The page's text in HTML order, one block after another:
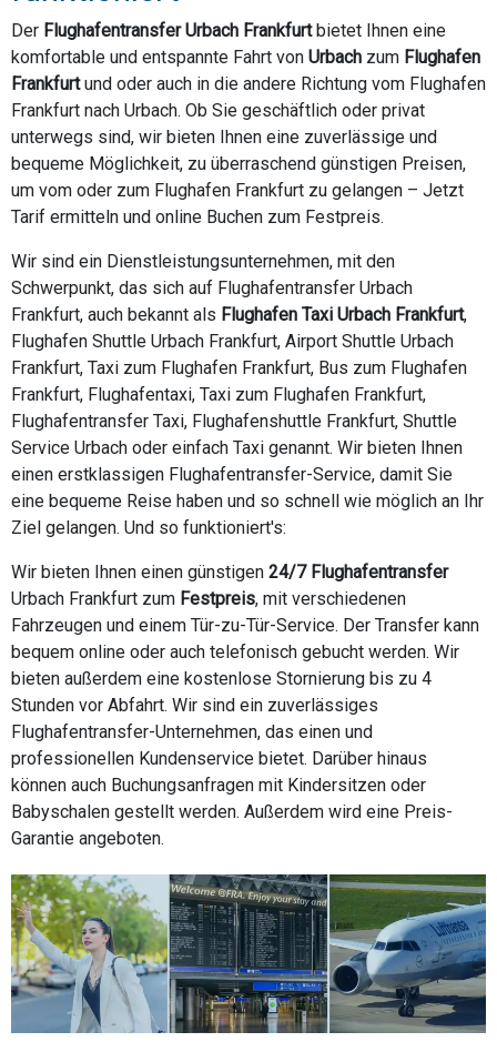
Der Flughafentransfer Urbach Frankfurtbietet Ihnen eine
komfortable und entspannte Fahrt von Urbach zum Flughafen
Frankfurtund oder auch in die andere Richtung vom Flughafen
Frankfurt nach Urbach. Ob Sie geschäftlich oder privat
unterwegs sind, wir bieten Ihnen eine zuverlässige und
bequeme Möglichkeit, zu überraschend günstigen Preisen,
um vom oder zum Flughafen Frankfurt zu gelangen – Jetzt
Tarif ermitteln und online Buchen zum Festpreis.
Wir sind ein Dienstleistungsunternehmen, mit den
Schwerpunkt, das sich auf Flughafentransfer Urbach
Frankfurt, auch bekannt als Flughafen Taxi Urbach Frankfurt,
Flughafen Shuttle Urbach Frankfurt, Airport Shuttle Urbach
Frankfurt, Taxi zum Flughafen Frankfurt, Bus zum Flughafen
Frankfurt, Flughafentaxi, Taxi zum Flughafen Frankfurt,
Flughafentransfer Taxi, Flughafenshuttle Frankfurt, Shuttle
Service Urbach oder einfach Taxi genannt. Wir bieten Ihnen
einen erstklassigen Flughafentransfer-Service, damit Sie
eine bequeme Reise haben und so schnell wie möglich an Ihr
Ziel gelangen. Und so funktioniert's:
Wir bieten Ihnen einen günstigen 24/7 Flughafentransfer
Urbach Frankfurt zum Festpreis, mit verschiedenen
Fahrzeugen und einem Tür-zu-Tür-Service. Der Transfer kann
bequem online oder auch telefonisch gebucht werden. Wir
bieten außerdem eine kostenlose Stornierung bis zu 4
Stunden vor Abfahrt. Wir sind ein zuverlässiges
Flughafentransfer-Unternehmen, das einen und
professionellen Kundenservice bietet. Darüber hinaus
können auch Buchungsanfragen mit Kindersitzen oder
Babyschalen gestellt werden. Außerdem wird eine Preis-
Garantie angeboten.